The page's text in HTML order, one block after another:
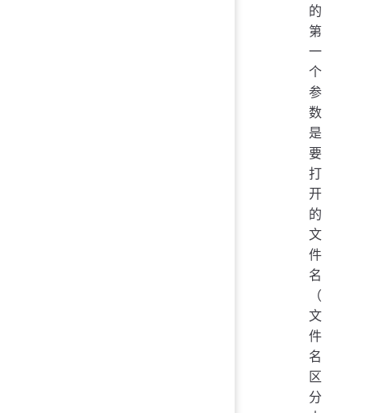
的
第
一
个
参
数
是
要
打
开
的
文
件
名
（
文
件
名
区
分